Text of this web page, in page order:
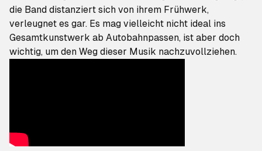
die Band distanziert sich von ihrem Frühwerk,
verleugnet es gar. Es mag vielleicht nicht ideal ins
Gesamtkunstwerk ab Autobahnpassen, ist aber doch
wichtig, um den Weg dieser Musik nachzuvollziehen.